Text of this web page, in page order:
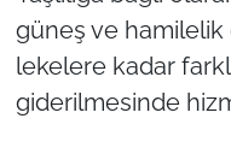
güneş ve
lekelere kadar
giderilmesinde
Magazin
İş Dünyası